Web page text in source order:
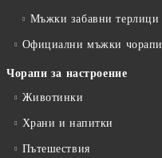
Мъжки забавни терлици
Официални мъжки чорапи
Чорапи за настроение
Животинки
Храни и напитки
Пътешествия